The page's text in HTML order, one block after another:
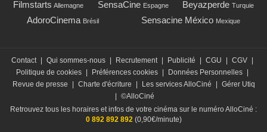
Filmstarts Allemagne SensaCine Espagne Beyazperde Turquie
AdoroCinema Brésil Sensacine México Mexique
Contact Qui sommes-nous Recrutement Publicité CGU CGV
Politique de cookies
Préférences cookies Données Personnelles
Revue de presse
Charte d'écriture Les services AlloCiné
Gérer Utiq
©AlloCiné
Retrouvez tous les horaires et infos de votre cinéma sur le numéro AlloCiné :
0 892 892 892(0,90€/minute)